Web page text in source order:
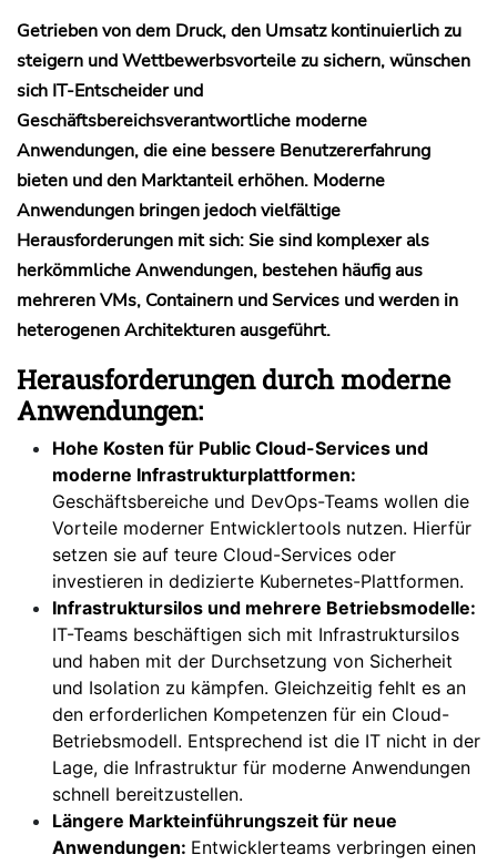
Getrieben von dem Druck, den Umsatz kontinuierlich zu
steigern und Wettbewerbsvorteile zu sichern, wünschen
sich IT-Entscheider und
Geschäftsbereichsverantwortliche moderne
Anwendungen, die eine bessere Benutzererfahrung
bieten und den Marktanteil erhöhen. Moderne
Anwendungen bringen jedoch vielfältige
Herausforderungen mit sich: Sie sind komplexer als
herkömmliche Anwendungen, bestehen häufig aus
mehreren VMs, Containern und Services und werden in
heterogenen Architekturen ausgeführt.
Herausforderungen durch moderne
Anwendungen:
Hohe Kosten für Public Cloud-Services und
moderne Infrastrukturplattformen:
Geschäftsbereiche und DevOps-Teams wollen die
Vorteile moderner Entwicklertools nutzen. Hierfür
setzen sie auf teure Cloud-Services oder
investieren in dedizierte Kubernetes-Plattformen.
Infrastruktursilos und mehrere Betriebsmodelle:
IT-Teams beschäftigen sich mit Infrastruktursilos
und haben mit der Durchsetzung von Sicherheit
und Isolation zu kämpfen. Gleichzeitig fehlt es an
den erforderlichen Kompetenzen für ein Cloud-
Betriebsmodell. Entsprechend ist die IT nicht in der
Lage, die Infrastruktur für moderne Anwendungen
schnell bereitzustellen.
Längere Markteinführungszeit für neue
Anwendungen: Entwicklerteams verbringen einen